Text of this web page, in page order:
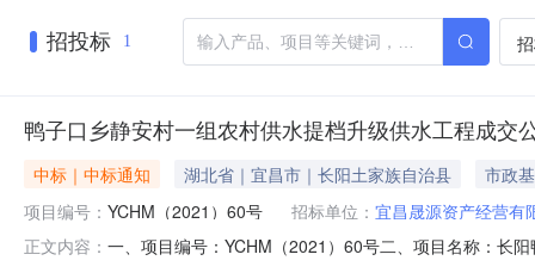
招投标 1
鸭子口乡静安村一组农村供水提档升级供水工程成交
中标｜中标通知 湖北省｜宜昌市｜长阳土家族自治县
市政
项目编号： YCHM（2021）60号 招标单位： 宜昌晟源资产经营有
正文内容： 一、项目编号：YCHM（2021）60号二、项目名称：长